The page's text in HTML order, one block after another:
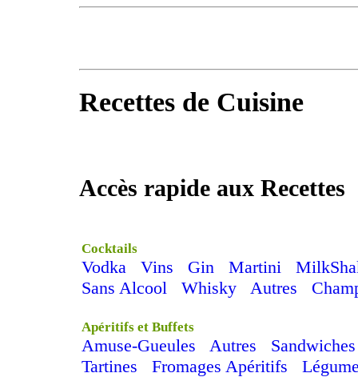
Recettes de Cuisine
Accès rapide aux Recettes
Cocktails
Vodka Vins Gin Martini
Sans Alcool
Whisky Autres
Apéritifs et Buffets
Amuse-Gueules Autres
Sandwiches
Tartines
Fromages Apéritifs